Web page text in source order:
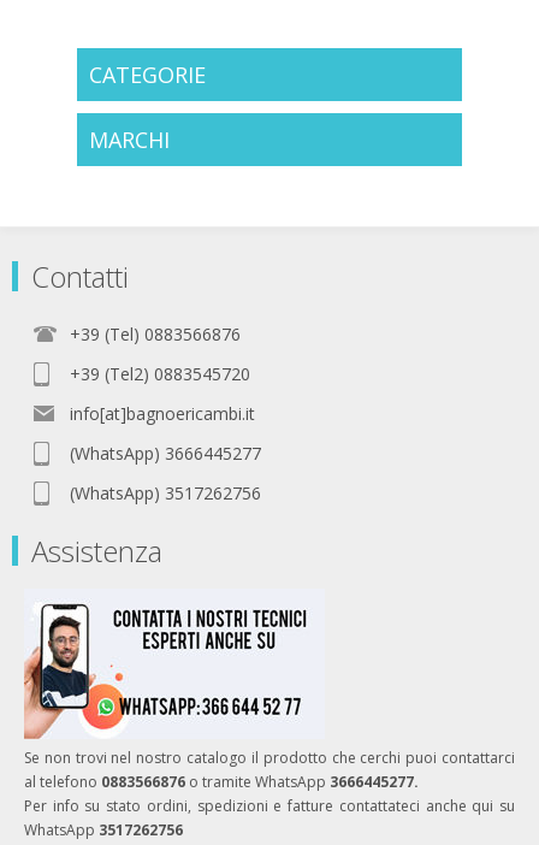
CATEGORIE
MARCHI
Contatti
+39 (Tel) 0883566876
+39 (Tel2) 0883545720
info[at]bagnoericambi.it
(WhatsApp) 3666445277
(WhatsApp) 3517262756
Assistenza
Se non trovi nel nostro catalogo il prodotto che cerchi puoi contattarci
al telefono 0883566876 o tramite WhatsApp 3666445277.
Per info su stato ordini, spedizioni e fatture contattateci anche qui su
WhatsApp 3517262756